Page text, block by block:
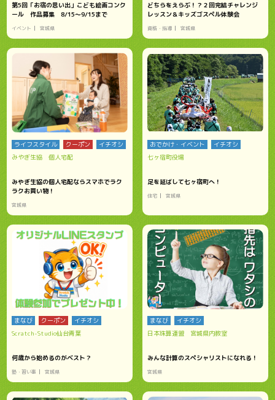
第5回「お宿の思い出」こども絵画コンク
ール 作品募集 8/15～9/15まで
イベント 宮城県
どちらをえらぶ！？２回完結チャレンジ
レッスン＆キッズゴスペル体験会
資格・指導 宮城県
ライフスタイル クーポン
イチオシ
みやぎ生協 個人宅配
みやぎ生協の個人宅配ならスマホでラク
ラクお買い物！
宮城県
おでかけ・イベント
イチオシ
七ヶ宿町役場
足を延ばして七ヶ宿町へ！
住宅 宮城県
まなび クーポン
イチオシ
Scratch-Studio仙台青葉
何歳から始めるのがベスト？
塾・習い事 宮城県
まなび
イチオシ
日本珠算連盟 宮城県内教室
みんな計算のスペシャリストになれる！
宮城県